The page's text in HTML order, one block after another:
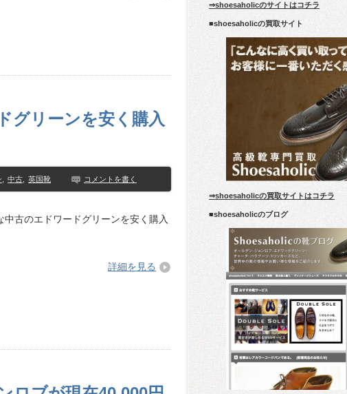
グリーンを安く購入
中古 英国靴 コメントを書く
中古のエドワードグリーンを安く購入
詳細を見る
⇒shoesaholicのサイトはコチラ
■shoesaholicの買取サイト
⇒shoesaholicの買取サイトはコチラ
■shoesaholicのブログ